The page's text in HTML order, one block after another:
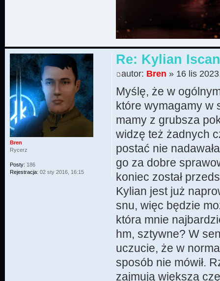
Re: Kylian
autor: Bren » 16 lis
Myślę, że w
które wymagamy w
mamy z grubsza
widzę też żadnych
postać nie
go za dobre
koniec został
Kylian jest już
snu, więc będzie
która mnie
hm, sztywne? W
uczucie, że w
sposób nie mówił.
zajmują większą
Bren
Rycerz
Posty: 186
Rejestracja: 02 sty 2016, 16:15